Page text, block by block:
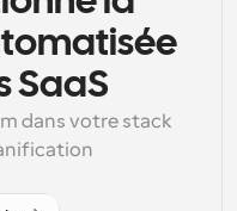
avec des appels
l'IA
SaaS
dans votre stack